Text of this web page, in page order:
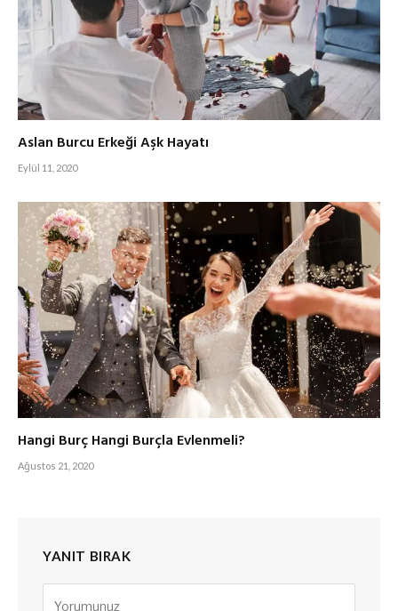
Aslan Burcu Erkeği Aşk Hayatı
Eylül 11, 2020
Hangi Burç Hangi Burçla Evlenmeli?
Ağustos 21, 2020
YANIT BIRAK